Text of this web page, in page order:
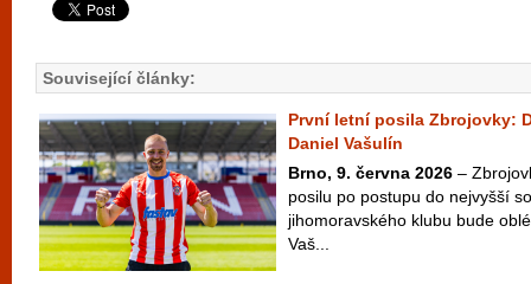
Související články:
První letní posila Zbrojovky:
Daniel Vašulín
Brno, 9. června 2026 –
posilu po postupu do nejvyšší
jihomoravského klubu bude
Vaš...